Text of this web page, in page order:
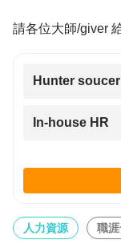
請各位大師/giver
Hunter soucer
In-house HR
人力資源 職